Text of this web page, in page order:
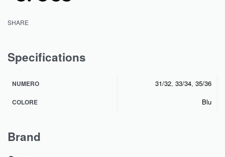
SHARE
Specifications
NUMERO 31/32, 33/34, 35/36
COLORE Blu
Brand